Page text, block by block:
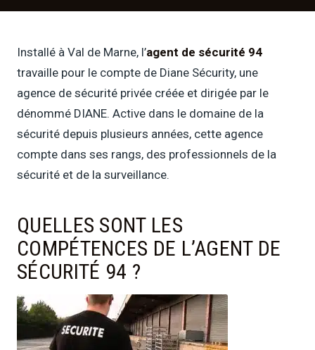
Installé à Val de Marne, l’agent de sécurité 94
travaille pour le compte de Diane Sécurity, une
agence de sécurité privée créée et dirigée par le
dénommé DIANE. Active dans le domaine de la
sécurité depuis plusieurs années, cette agence
compte dans ses rangs, des professionnels de la
sécurité et de la surveillance.
QUELLES SONT LES
COMPÉTENCES DE L’AGENT DE
SÉCURITÉ 94 ?